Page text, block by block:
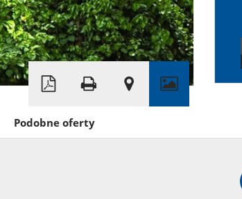
©OpenStreetMap contributors
Podobne oferty